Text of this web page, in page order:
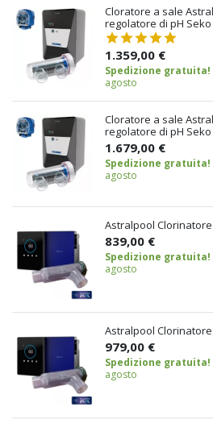
Cloratore a sale
regolatore di pH
1.359,00 €
Spedizione gratuita!
agosto
Cloratore a sale
regolatore di pH
1.679,00 €
Spedizione gratuita!
agosto
Astralpool
839,00 €
Spedizione gratuita!
agosto
Astralpool
979,00 €
Spedizione gratuita!
agosto